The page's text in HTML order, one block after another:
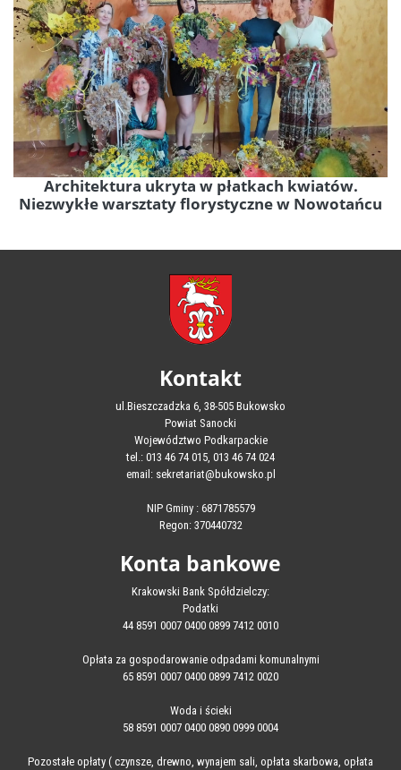
Architektura ukryta w płatkach kwiatów.
Niezwykłe warsztaty florystyczne w Nowotańcu
Kontakt
ul.Bieszczadzka 6, 38-505 Bukowsko
Powiat Sanocki
Województwo Podkarpackie
tel.: 013 46 74 015, 013 46 74 024
email: sekretariat@bukowsko.pl
NIP Gminy : 6871785579
Regon: 370440732
Konta bankowe
Krakowski Bank Spółdzielczy:
Podatki
44 8591 0007 0400 0899 7412 0010
Opłata za gospodarowanie odpadami komunalnymi
65 8591 0007 0400 0899 7412 0020
Woda i ścieki
58 8591 0007 0400 0890 0999 0004
Pozostałe opłaty ( czynsze, drewno, wynajem sali, opłata skarbowa, opłata